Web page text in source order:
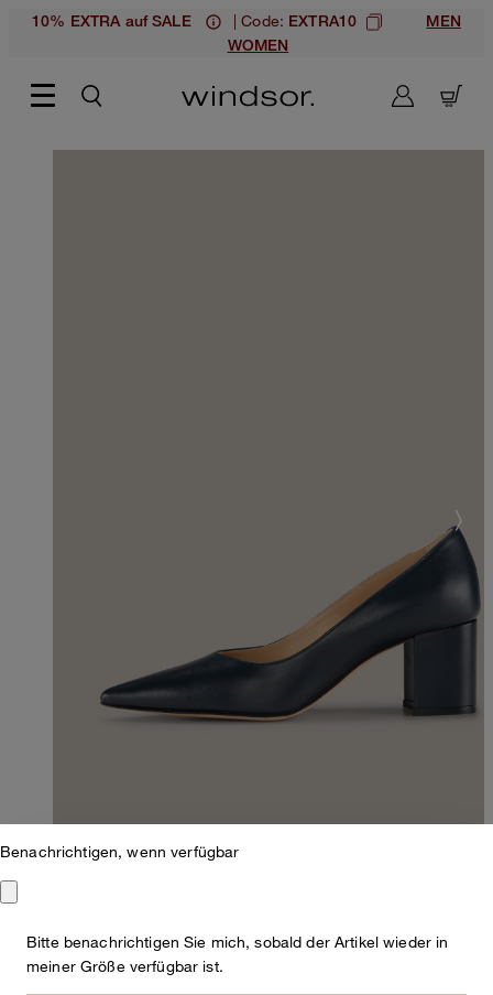
10% EXTRA auf SALE | Code: EXTRA10
MEN
WOMEN
Pumps aus Lammnappaleder in Navy by
Unützer
Benachrichtigen, wenn verfügbar
Bitte benachrichtigen Sie mich, sobald der Artikel wieder in
meiner Größe verfügbar ist.